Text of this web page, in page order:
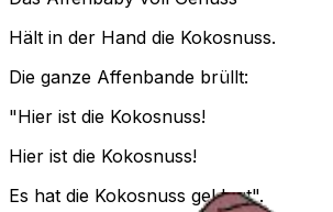
Hält in der Hand die Kokosnuss.
Die ganze Affenbande brüllt:
"Hier ist die Kokosnuss!
Hier ist die Kokosnuss!
Es hat die Kokosnuss geklaut".